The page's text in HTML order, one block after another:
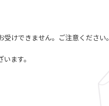
けできません。ご注意ください。
ます。